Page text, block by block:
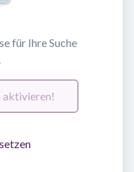
für Ihre Suche
aktivieren!